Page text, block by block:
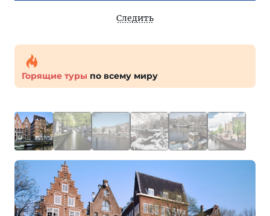
Следить
Горящие туры по всему миру